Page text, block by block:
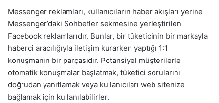
Messenger reklamları, kullanıcıların haber akışları yerine
Messenger’daki Sohbetler sekmesine yerleştirilen
Facebook reklamlarıdır. Bunlar, bir tüketicinin bir markayla
haberci aracılığıyla iletişim kurarken yaptığı 1:1
konuşmanın bir parçasıdır. Potansiyel müşterilerle
otomatik konuşmalar başlatmak, tüketici sorularını
doğrudan yanıtlamak veya kullanıcıları web sitenize
bağlamak için kullanılabilirler.